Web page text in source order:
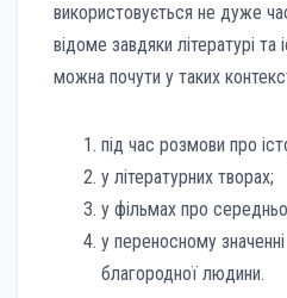
використовується не дуже
відоме завдяки літературі та
можна почути у таких
під час розмови про
у літературних творах;
у фільмах про
у переносному
благородної людини.